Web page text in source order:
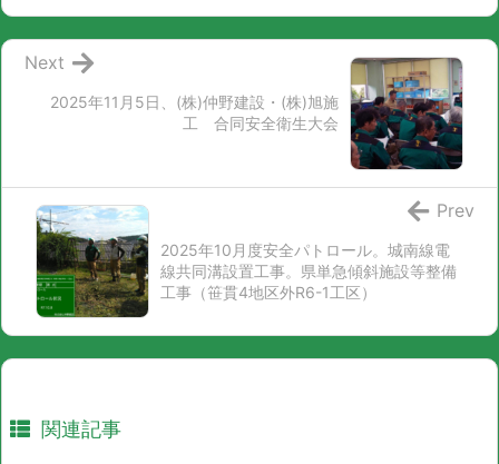
2025年11月5日、(株)仲野建設・(株)旭施
工 合同安全衛生大会
Next
2025年10月度安全パトロール。城南線電
線共同溝設置工事。県単急傾斜施設等整備
工事（笹貫4地区外R6-1工区）
Prev
関連記事